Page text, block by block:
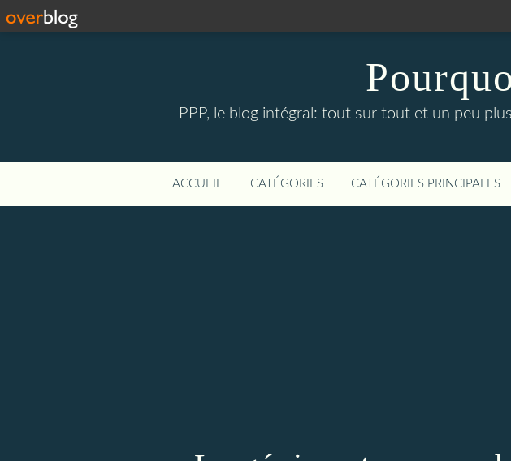
PPP, le blog intégral: tout sur tout et un peu
ACCUEIL CATÉGORIES CATÉGORIES PRINCIPALES